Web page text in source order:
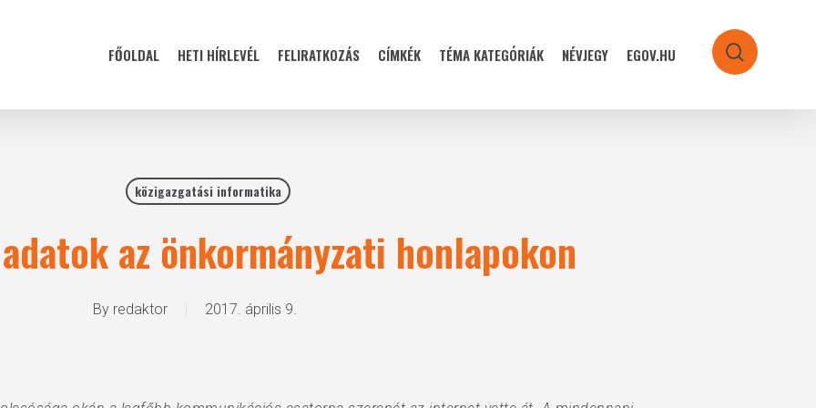
FŐOLDAL HETI HÍRLEVÉL FELIRATKOZÁS CÍMKÉK TÉMA KATEGÓRIÁK NÉVJEGY EGOV.HU search
közigazgatási informatika
az önkormányzati honlapokon
By redaktor 2017. április 9.